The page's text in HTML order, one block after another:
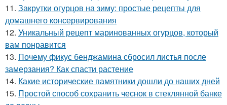
11. Закрутки огурцов на зиму: простые рецепты для
домашнего консервирования
12. Уникальный рецепт маринованных огурцов, который
вам понравится
13. Почему фикус бенджамина сбросил листья после
замерзания? Как спасти растение
14. Какие исторические памятники дошли до наших дней
15. Простой способ сохранить чеснок в стеклянной банке